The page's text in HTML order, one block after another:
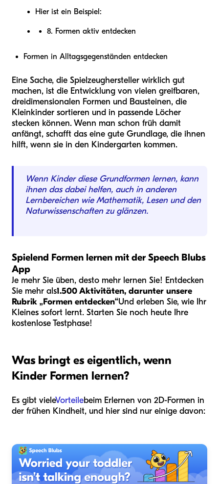
Hier ist ein Beispiel:
8. Formen aktiv entdecken
Formen in Alltagsgegenständen entdecken
Eine Sache, die Spielzeughersteller wirklich gut
machen, ist die Entwicklung von vielen greifbaren,
dreidimensionalen Formen und Bausteinen, die
Kleinkinder sortieren und in passende Löcher
stecken können. Wenn man schon früh damit
anfängt, schafft das eine gute Grundlage, die ihnen
hilft, wenn sie in den Kindergarten kommen.
Wenn Kinder diese Grundformen lernen, kann
ihnen das dabei helfen, auch in anderen
Lernbereichen wie Mathematik, Lesen und den
Naturwissenschaften zu glänzen.
Spielend Formen lernen mit der Speech Blubs
App
Je mehr Sie üben, desto mehr lernen Sie! Entdecken
Sie mehr als1.500 Aktivitäten, darunter unsere
Rubrik „Formen entdecken“Und erleben Sie, wie Ihr
Kleines sofort lernt. Starten Sie noch heute Ihre
kostenlose Testphase!
Was bringt es eigentlich, wenn
Kinder Formen lernen?
Es gibt vieleVorteilebeim Erlernen von 2D-Formen in
der frühen Kindheit, und hier sind nur einige davon: